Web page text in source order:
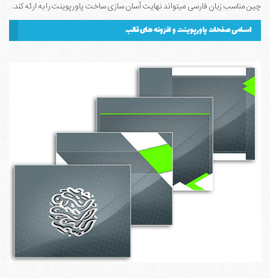
چین مناسب زبان فارسی میتواند نهایت آسان سازی ساخت پاورپوینت را به ارئه کند.
اسامی صفحات پاورپوینت و افزونه های قالب